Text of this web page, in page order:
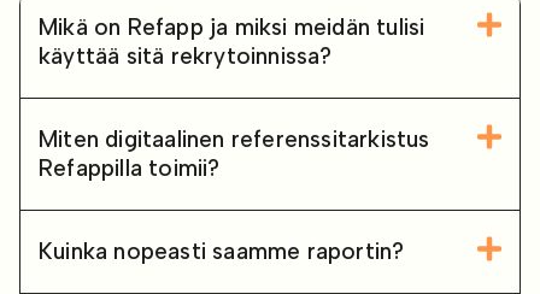
Mikä on Refapp ja miksi meidän tulisi
käyttää sitä rekrytoinnissa?
Miten digitaalinen referenssitarkistus
Refappilla toimii?
Kuinka nopeasti saamme raportin?